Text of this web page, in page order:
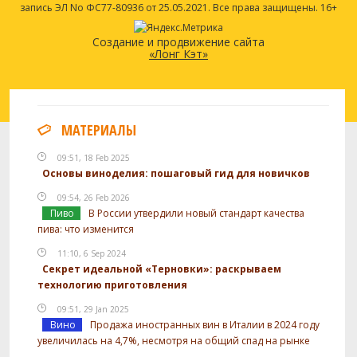
запись ЭЛ No ФС77-80936 от 25.05.2021. Все права защищены. 16+
Создание и продвижение сайта
«Лонг Кэт»
МАТЕРИАЛЫ
09:51, 18 Feb 2025
Основы виноделия: пошаговый гид для новичков
09:54, 26 Feb 2026
Пиво
В России утвердили новый стандарт качества
пива: что изменится
11:10, 6 Sep 2024
Секрет идеальной «Терновки»: раскрываем
технологию приготовления
09:51, 29 Jan 2025
Вино
Продажа иностранных вин в Италии в 2024 году
увеличилась на 4,7%, несмотря на общий спад на рынке